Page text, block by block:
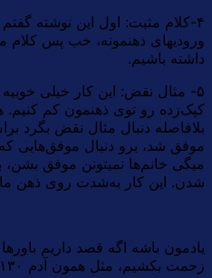
۴-کلام مثبت: اول این نوشته
ورودیهای ذهنمونه، خب پس کلام
داشته باشیم.
۵- مثال نقض: این کار خیلی خوبیه
کپک‌زده رو توی ذهنمون کم کنیم.
بلافاصله دنبال مثال نقض بگرد
موفق شد، برو دنبال موفق‌هایی
میگی خانم‌ها نمیتونن موفق بشن،
شدن. این کار به‌شدت روی ذهن ما
یادمون باشه اگه قصد داریم
زحمت بکشیم، مثل همون آدم ۱۳۰ کیلویی.